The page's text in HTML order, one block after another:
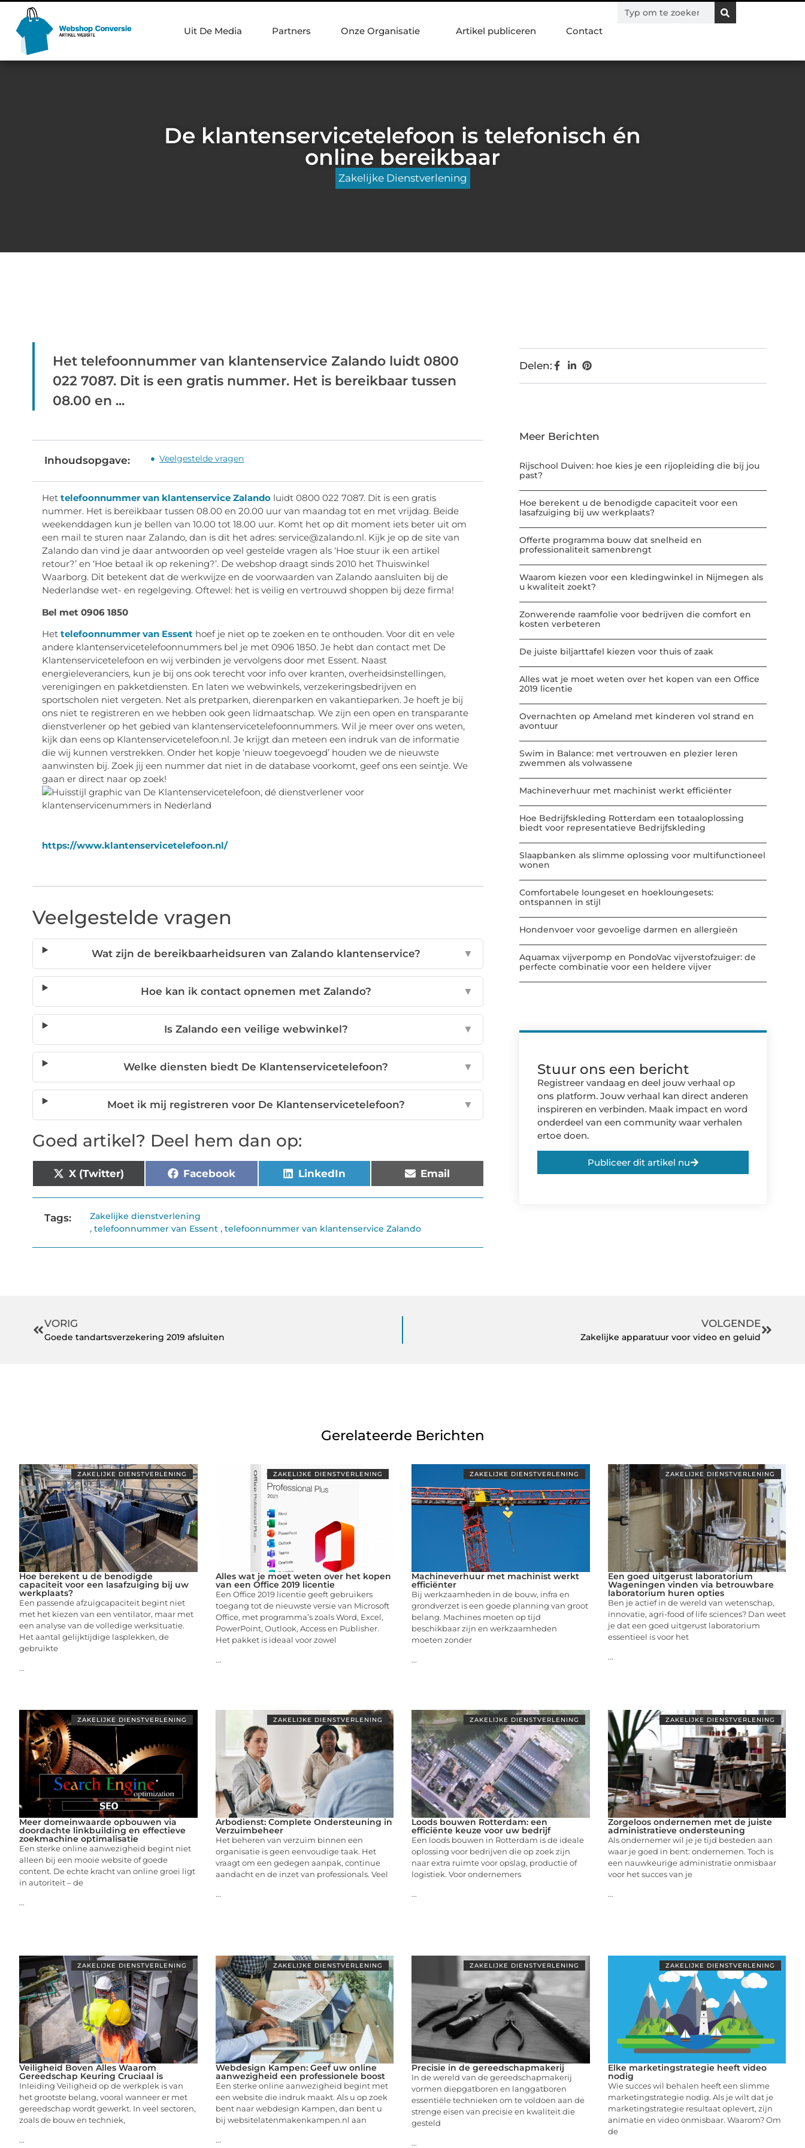
Uit De Media Partners Onze Organisatie Artikel publiceren Contact
De klantenservicetelefoon is telefonisch én
online bereikbaar
Zakelijke Dienstverlening
Het telefoonnummer van klantenservice Zalando luidt 0800
022 7087. Dit is een gratis nummer. Het is bereikbaar tussen
08.00 en ...
Inhoudsopgave: Veelgestelde vragen
Het telefoonnummer van klantenservice Zalandoluidt 0800 022 7087. Dit is een gratis
nummer. Het is bereikbaar tussen 08.00 en 20.00 uur van maandag tot en met vrijdag. Beide
weekenddagen kun je bellen van 10.00 tot 18.00 uur. Komt het op dit moment iets beter uit om
een mail te sturen naar Zalando, dan is dit het adres: service@zalando.nl. Kijk je op de site van
Zalando dan vind je daar antwoorden op veel gestelde vragen als ‘Hoe stuur ik een artikel
retour?’ en ‘Hoe betaal ik op rekening?’. De webshop draagt sinds 2010 het Thuiswinkel
Waarborg. Dit betekent dat de werkwijze en de voorwaarden van Zalando aansluiten bij de
Nederlandse wet- en regelgeving. Oftewel: het is veilig en vertrouwd shoppen bij deze firma!
Bel met 0906 1850
Het telefoonnummer van Essenthoef je niet op te zoeken en te onthouden. Voor dit en vele
andere klantenservicetelefoonnummers bel je met 0906 1850. Je hebt dan contact met De
Klantenservicetelefoon en wij verbinden je vervolgens door met Essent. Naast
energieleveranciers, kun je bij ons ook terecht voor info over kranten, overheidsinstellingen,
verenigingen en pakketdiensten. En laten we webwinkels, verzekeringsbedrijven en
sportscholen niet vergeten. Net als pretparken, dierenparken en vakantieparken. Je hoeft je bij
ons niet te registreren en we hebben ook geen lidmaatschap. We zijn een open en transparante
dienstverlener op het gebied van klantenservicetelefoonnummers. Wil je meer over ons weten,
kijk dan eens op Klantenservicetelefoon.nl. Je krijgt dan meteen een indruk van de informatie
die wij kunnen verstrekken. Onder het kopje ‘nieuw toegevoegd’ houden we de nieuwste
aanwinsten bij. Zoek jij een nummer dat niet in de database voorkomt, geef ons een seintje. We
gaan er direct naar op zoek!
https://www.klantenservicetelefoon.nl/
Veelgestelde vragen
Wat zijn de bereikbaarheidsuren van Zalando klantenservice? ▼
Hoe kan ik contact opnemen met Zalando? ▼
Is Zalando een veilige webwinkel? ▼
Welke diensten biedt De Klantenservicetelefoon? ▼
Moet ik mij registreren voor De Klantenservicetelefoon? ▼
Goed artikel? Deel hem dan op:
X (Twitter) Facebook LinkedIn Email
Tags:
Zakelijke dienstverlening
,telefoonnummer van Essent ,telefoonnummer van klantenservice Zalando
Delen:
Meer Berichten
Rijschool Duiven: hoe kies je een rijopleiding die bij jou
past?
Hoe berekent u de benodigde capaciteit voor een
lasafzuiging bij uw werkplaats?
Offerte programma bouw dat snelheid en
professionaliteit samenbrengt
Waarom kiezen voor een kledingwinkel in Nijmegen als
u kwaliteit zoekt?
Zonwerende raamfolie voor bedrijven die comfort en
kosten verbeteren
De juiste biljarttafel kiezen voor thuis of zaak
Alles wat je moet weten over het kopen van een Office
2019 licentie
Overnachten op Ameland met kinderen vol strand en
avontuur
Swim in Balance: met vertrouwen en plezier leren
zwemmen als volwassene
Machineverhuur met machinist werkt efficiënter
Hoe Bedrijfskleding Rotterdam een totaaloplossing
biedt voor representatieve Bedrijfskleding
Slaapbanken als slimme oplossing voor multifunctioneel
wonen
Comfortabele loungeset en hoekloungesets:
ontspannen in stijl
Hondenvoer voor gevoelige darmen en allergieën
Aquamax vijverpomp en PondoVac vijverstofzuiger: de
perfecte combinatie voor een heldere vijver
Stuur ons een bericht
Registreer vandaag en deel jouw verhaal op
ons platform. Jouw verhaal kan direct anderen
inspireren en verbinden. Maak impact en word
onderdeel van een community waar verhalen
ertoe doen.
Publiceer dit artikel nu
VORIG
Goede tandartsverzekering 2019 afsluiten
VOLGENDE
Zakelijke apparatuur voor video en geluid
Gerelateerde Berichten
ZAKELIJKE DIENSTVERLENING
Hoe berekent u de benodigde
capaciteit voor een lasafzuiging bij uw
werkplaats?
Een passende afzuigcapaciteit begint niet
met het kiezen van een ventilator, maar met
een analyse van de volledige werksituatie.
Het aantal gelijktijdige lasplekken, de
gebruikte
...
ZAKELIJKE DIENSTVERLENING
Alles wat je moet weten over het kopen
van een Office 2019 licentie
Een Office 2019 licentie geeft gebruikers
toegang tot de nieuwste versie van Microsoft
Office, met programma’s zoals Word, Excel,
PowerPoint, Outlook, Access en Publisher.
Het pakket is ideaal voor zowel
...
ZAKELIJKE DIENSTVERLENING
Machineverhuur met machinist werkt
efficiënter
Bij werkzaamheden in de bouw, infra en
grondverzet is een goede planning van groot
belang. Machines moeten op tijd
beschikbaar zijn en werkzaamheden
moeten zonder
...
ZAKELIJKE DIENSTVERLENING
Een goed uitgerust laboratorium
Wageningen vinden via betrouwbare
laboratorium huren opties
Ben je actief in de wereld van wetenschap,
innovatie, agri-food of life sciences? Dan weet
je dat een goed uitgerust laboratorium
essentieel is voor het
...
ZAKELIJKE DIENSTVERLENING
Meer domeinwaarde opbouwen via
doordachte linkbuilding en effectieve
zoekmachine optimalisatie
Een sterke online aanwezigheid begint niet
alleen bij een mooie website of goede
content. De echte kracht van online groei ligt
in autoriteit – de
...
ZAKELIJKE DIENSTVERLENING
Arbodienst: Complete Ondersteuning in
Verzuimbeheer
Het beheren van verzuim binnen een
organisatie is geen eenvoudige taak. Het
vraagt om een gedegen aanpak, continue
aandacht en de inzet van professionals. Veel
...
ZAKELIJKE DIENSTVERLENING
Loods bouwen Rotterdam: een
efficiënte keuze voor uw bedrijf
Een loods bouwen in Rotterdam is de ideale
oplossing voor bedrijven die op zoek zijn
naar extra ruimte voor opslag, productie of
logistiek. Voor ondernemers
...
ZAKELIJKE DIENSTVERLENING
Zorgeloos ondernemen met de juiste
administratieve ondersteuning
Als ondernemer wil je je tijd besteden aan
waar je goed in bent: ondernemen. Toch is
een nauwkeurige administratie onmisbaar
voor het succes van je
...
ZAKELIJKE DIENSTVERLENING
Veiligheid Boven Alles Waarom
Gereedschap Keuring Cruciaal is
Inleiding Veiligheid op de werkplek is van
het grootste belang, vooral wanneer er met
gereedschap wordt gewerkt. In veel sectoren,
zoals de bouw en techniek,
...
ZAKELIJKE DIENSTVERLENING
Webdesign Kampen: Geef uw online
aanwezigheid een professionele boost
Een sterke online aanwezigheid begint met
een website die indruk maakt. Als u op zoek
bent naar webdesign Kampen, dan bent u
bij websitelatenmakenkampen.nl aan
...
ZAKELIJKE DIENSTVERLENING
Precisie in de gereedschapmakerij
In de wereld van de gereedschapmakerij
vormen diepgatboren en langgatboren
essentiële technieken om te voldoen aan de
strenge eisen van precisie en kwaliteit die
gesteld
...
ZAKELIJKE DIENSTVERLENING
Elke marketingstrategie heeft video
nodig
Wie succes wil behalen heeft een slimme
marketingstrategie nodig. Als je wilt dat je
marketingstrategie resultaat oplevert, zijn
animatie en video onmisbaar. Waarom? Om
de